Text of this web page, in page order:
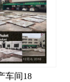
车间18